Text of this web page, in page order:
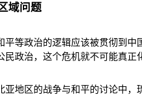
域问题
平等政治的逻辑应该被贯彻到
民政治，这个危机就不可能真正
亚地区的战争与和平的讨论中